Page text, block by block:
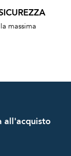
massima
all'acquisto